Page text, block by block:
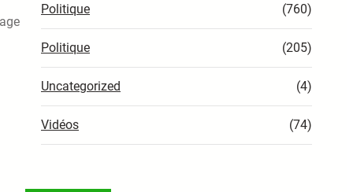
Politique (760)
Politique (205)
Uncategorized (4)
Vidéos (74)